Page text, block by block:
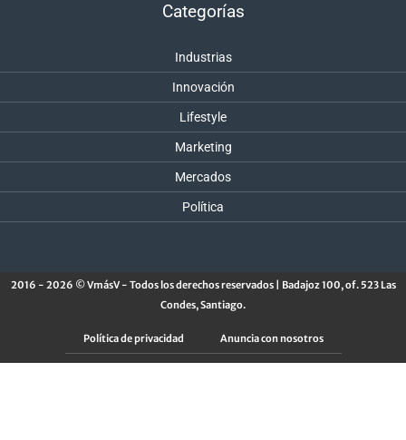
Categorías
Industrias
Innovación
Lifestyle
Marketing
Mercados
Política
2016 - 2026 © VmásV - Todos los derechos reservados | Badajoz 100, of. 523 Las
Condes, Santiago.
Política de privacidad Anuncia con nosotros